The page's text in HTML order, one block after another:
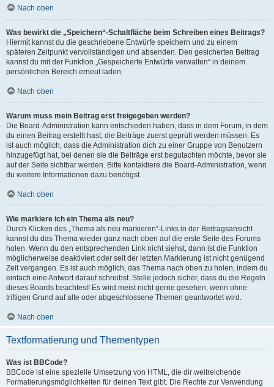
Nach oben
Was bewirkt die „Speichern“-Schaltfläche beim Schreiben eines Beitrags?
Hiermit kannst du die geschriebene Entwürfe speichern und zu einem
späteren Zeitpunkt vervollständigen und absenden. Den gesicherten Beitrag
kannst du mit der Funktion „Gespeicherte Entwürfe verwalten“ in deinem
persönlichen Bereich erneut laden.
Nach oben
Warum muss mein Beitrag erst freigegeben werden?
Die Board-Administration kann entschieden haben, dass in dem Forum, in dem
du einen Beitrag erstellt hast, die Beiträge zuerst geprüft werden müssen. Es
ist auch möglich, dass die Administration dich zu einer Gruppe von Benutzern
hinzugefügt hat, bei denen sie die Beiträge erst begutachten möchte, bevor sie
auf der Seite sichtbar werden. Bitte kontaktiere die Board-Administration, wenn
du weitere Informationen dazu benötigst.
Nach oben
Wie markiere ich ein Thema als neu?
Durch Klicken des „Thema als neu markieren“-Links in der Beitragsansicht
kannst du das Thema wieder ganz nach oben auf die erste Seite des Forums
holen. Wenn du den entsprechenden Link nicht siehst, dann ist die Funktion
möglicherweise deaktiviert oder seit der letzten Markierung ist nicht genügend
Zeit vergangen. Es ist auch möglich, das Thema nach oben zu holen, indem du
einfach eine Antwort darauf schreibst. Stelle jedoch sicher, dass du die Regeln
dieses Boards beachtest! Es wird meist nicht gerne gesehen, wenn ohne
triftigen Grund auf alte oder abgeschlossene Themen geantwortet wird.
Nach oben
Textformatierung und Thementypen
Was ist BBCode?
BBCode ist eine spezielle Umsetzung von HTML, die dir weitreichende
Formatierungsmöglichkeiten für deinen Text gibt. Die Rechte zur Verwendung